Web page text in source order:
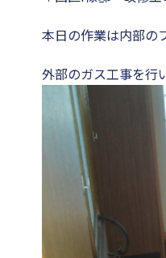
本日の作業は内部の
外部のガス工事を行